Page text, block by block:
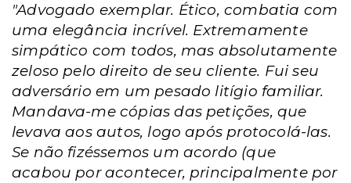
"Advogado exemplar. Ético, combatia com
uma elegância incrível. Extremamente
simpático com todos, mas absolutamente
zeloso pelo direito de seu cliente. Fui seu
adversário em um pesado litígio familiar.
Mandava-me cópias das petições, que
levava aos autos, logo após protocolá-las.
Se não fizéssemos um acordo (que
acabou por acontecer, principalmente por